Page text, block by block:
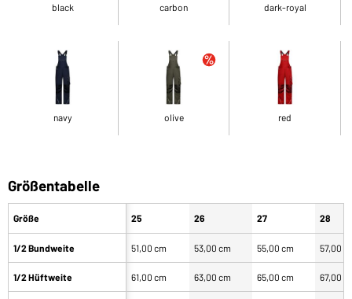
black carbon dark-royal
navy olive red
Größentabelle
Größe
1/2 Bundweite
1/2 Hüftweite
25 26 27 28
51,00 cm 53,00 cm 55,00 cm 57,00
61,00 cm 63,00 cm 65,00 cm 67,00